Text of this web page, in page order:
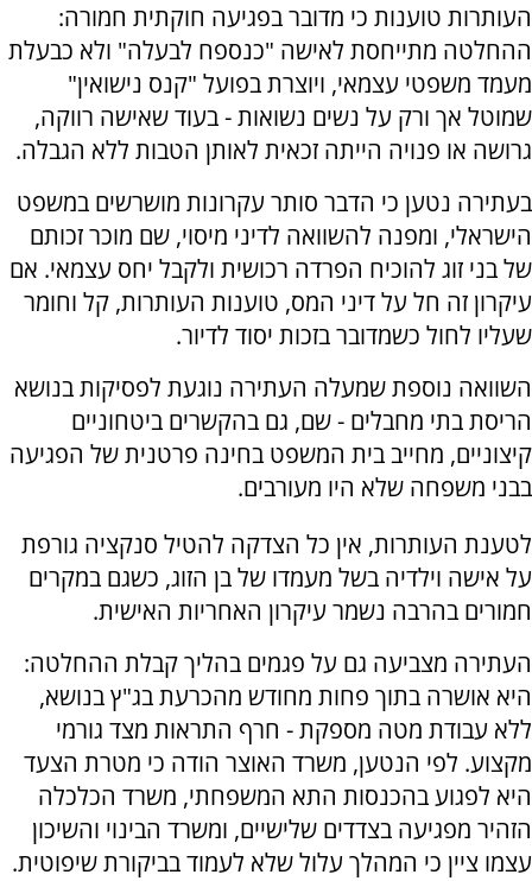
העותרות טוענות כי מדובר בפגיעה חוקתית חמורה:
ההחלטה מתייחסת לאישה "כנספח לבעלה" ולא כבעלת
מעמד משפטי עצמאי, ויוצרת בפועל "קנס נישואין"
שמוטל אך ורק על נשים נשואות - בעוד שאישה רווקה,
גרושה או פנויה הייתה זכאית לאותן הטבות ללא הגבלה.
בעתירה נטען כי הדבר סותר עקרונות מושרשים במשפט
הישראלי, ומפנה להשוואה לדיני מיסוי, שם מוכר זכותם
של בני זוג להוכיח הפרדה רכושית ולקבל יחס עצמאי. אם
עיקרון זה חל על דיני המס, טוענות העותרות, קל וחומר
שעליו לחול כשמדובר בזכות יסוד לדיור.
השוואה נוספת שמעלה העתירה נוגעת לפסיקות בנושא
הריסת בתי מחבלים - שם, גם בהקשרים ביטחוניים
קיצוניים, מחייב בית המשפט בחינה פרטנית של הפגיעה
בבני משפחה שלא היו מעורבים.
לטענת העותרות, אין כל הצדקה להטיל סנקציה גורפת
על אישה וילדיה בשל מעמדו של בן הזוג, כשגם במקרים
חמורים בהרבה נשמר עיקרון האחריות האישית.
העתירה מצביעה גם על פגמים בהליך קבלת ההחלטה:
היא אושרה בתוך פחות מחודש מהכרעת בג"ץ בנושא,
ללא עבודת מטה מספקת - חרף התראות מצד גורמי
מקצוע. לפי הנטען, משרד האוצר הודה כי מטרת הצעד
היא לפגוע בהכנסות התא המשפחתי, משרד הכלכלה
הזהיר מפגיעה בצדדים שלישיים, ומשרד הבינוי והשיכון
עצמו ציין כי המהלך עלול שלא לעמוד בביקורת שיפוטית.